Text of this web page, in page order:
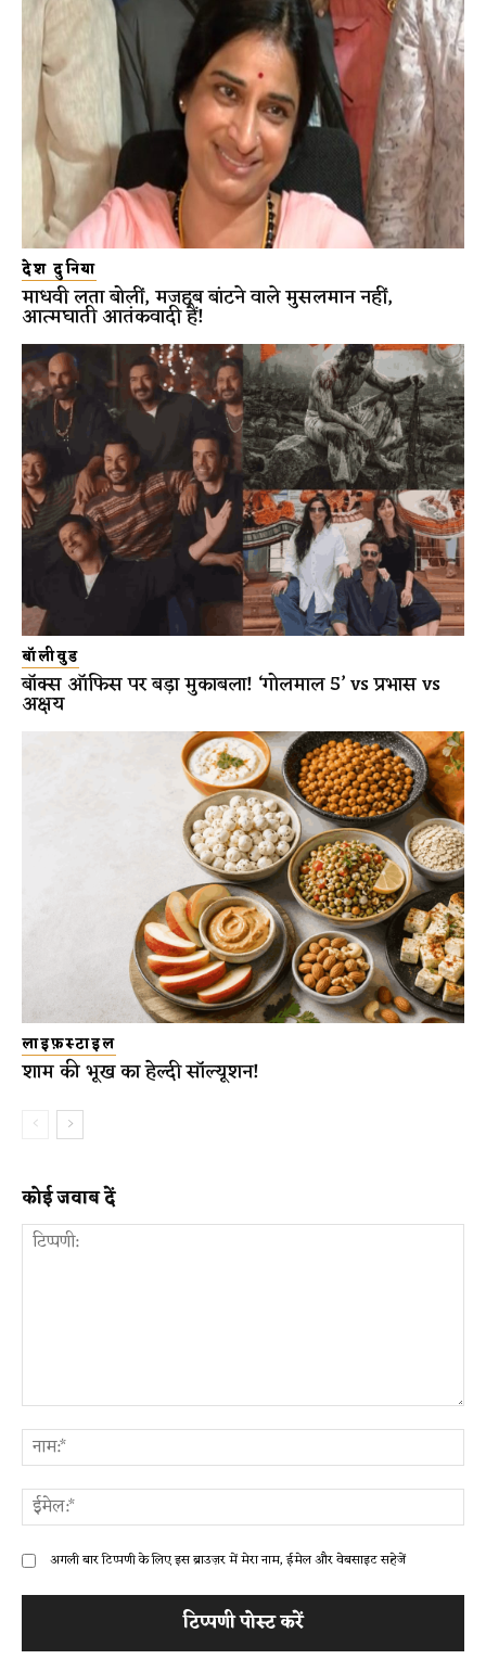
देश दुनिया
माधवी लता बोलीं, मजहब बांटने वाले मुसलमान नहीं,
आत्मघाती आतंकवादी हैं!
बॉलीवुड
बॉक्स ऑफिस पर बड़ा मुकाबला! ‘गोलमाल 5’ vs प्रभास vs
अक्षय
लाइफ़स्टाइल
शाम की भूख का हेल्दी सॉल्यूशन!
कोई जवाब दें
अगली बार टिप्पणी के लिए इस ब्राउज़र में मेरा नाम, ईमेल और वेबसाइट सहेजें